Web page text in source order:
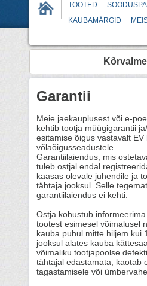
TOOTED
KAUBAMÄRGID
Garantii
Meie jaekauplusest või e-
kehtib tootja müügigarantii
esitamise õigus vastavalt EV
võlaõigusseadustele.
Garantiilaiendus, mis
tuleb ostjal endal
kaasas olevale juhendile ja
tähtaja jooksul. Selle
garantiilaiendus ei kehti.
Ostja kohustub
tootest esimesel võimalusel
kauba puhul mitte hiljem kui
jooksul alates kauba
võimaliku tootjapoolse
tähtajal edastamata, kaotab
tagastamisele või